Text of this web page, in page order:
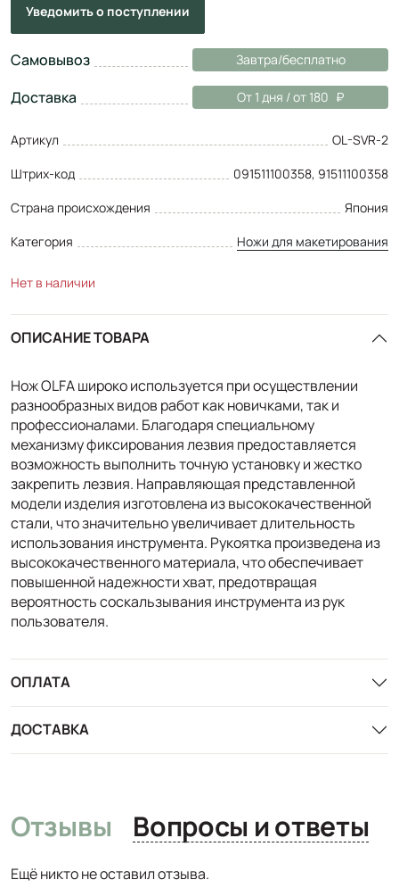
Уведомитьо поступлении
Самовывоз Завтра/бесплатно
Доставка От 1 дня / от 180
Артикул
OL-SVR-2
Штрих-код
091511100358, 91511100358
Страна происхождения
Япония
Категория
Ножи для макетирования
Нет в наличии
ОПИСАНИЕ ТОВАРА
Нож OLFA широко используется при осуществлении
разнообразных видов работ как новичками, так и
профессионалами. Благодаря специальному
механизму фиксирования лезвия предоставляется
возможность выполнить точную установку и жестко
закрепить лезвия. Направляющая представленной
модели изделия изготовлена из высококачественной
стали, что значительно увеличивает длительность
использования инструмента. Рукоятка произведена из
высококачественного материала, что обеспечивает
повышенной надежности хват, предотвращая
вероятность соскальзывания инструмента из рук
пользователя.
ОПЛАТА
ДОСТАВКА
Отзывы Вопросы и ответы
Ещё никто не оставил отзыва.